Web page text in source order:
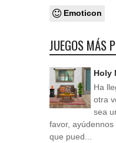
Emoticon
JUEGOS MÁS
Holy
Ha
otra
sea
favor,
que pued...